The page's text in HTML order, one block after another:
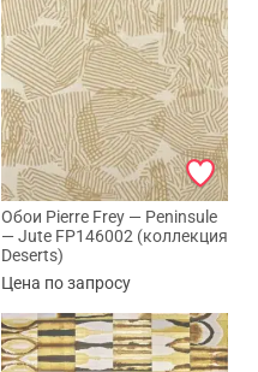
Обои Pierre Frey — Peninsule
— Jute FP146002 (коллекция
Deserts)
Цена по запросу